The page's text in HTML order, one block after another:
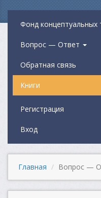
Фонд концептуальных
Вопрос — Ответ
Обратная связь
Книги
Регистрация
Вход
Главная Вопрос —